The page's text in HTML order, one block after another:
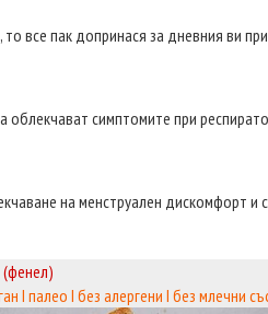
все пак допринася за дневния ви
облекчават симптомите при
на менструален дискомфорт и
(фенел)
I палео I без алергени I без млечни